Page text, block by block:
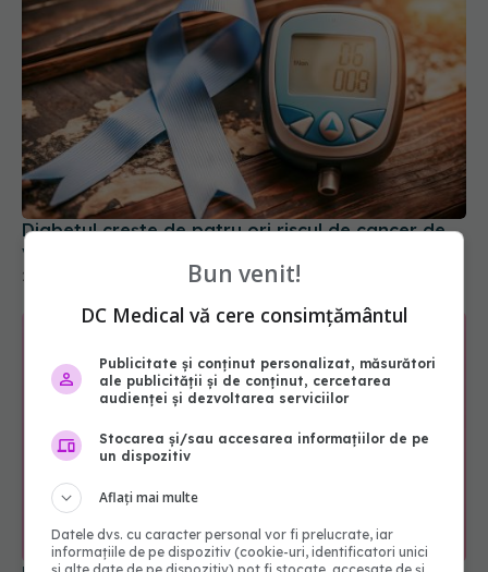
Diabetul crește de patru ori riscul de cancer de
vezică
26 noi 2025, 11:44 Bun venit!
DC Medical vă cere consimțământul
Publicitate și conținut personalizat, măsurători
ale publicității și de conținut, cercetarea
audienței și dezvoltarea serviciilor
Stocarea și/sau accesarea informațiilor de pe
un dispozitiv
Aflați mai multe
Datele dvs. cu caracter personal vor fi prelucrate, iar
informațiile de pe dispozitiv (cookie-uri, identificatori unici